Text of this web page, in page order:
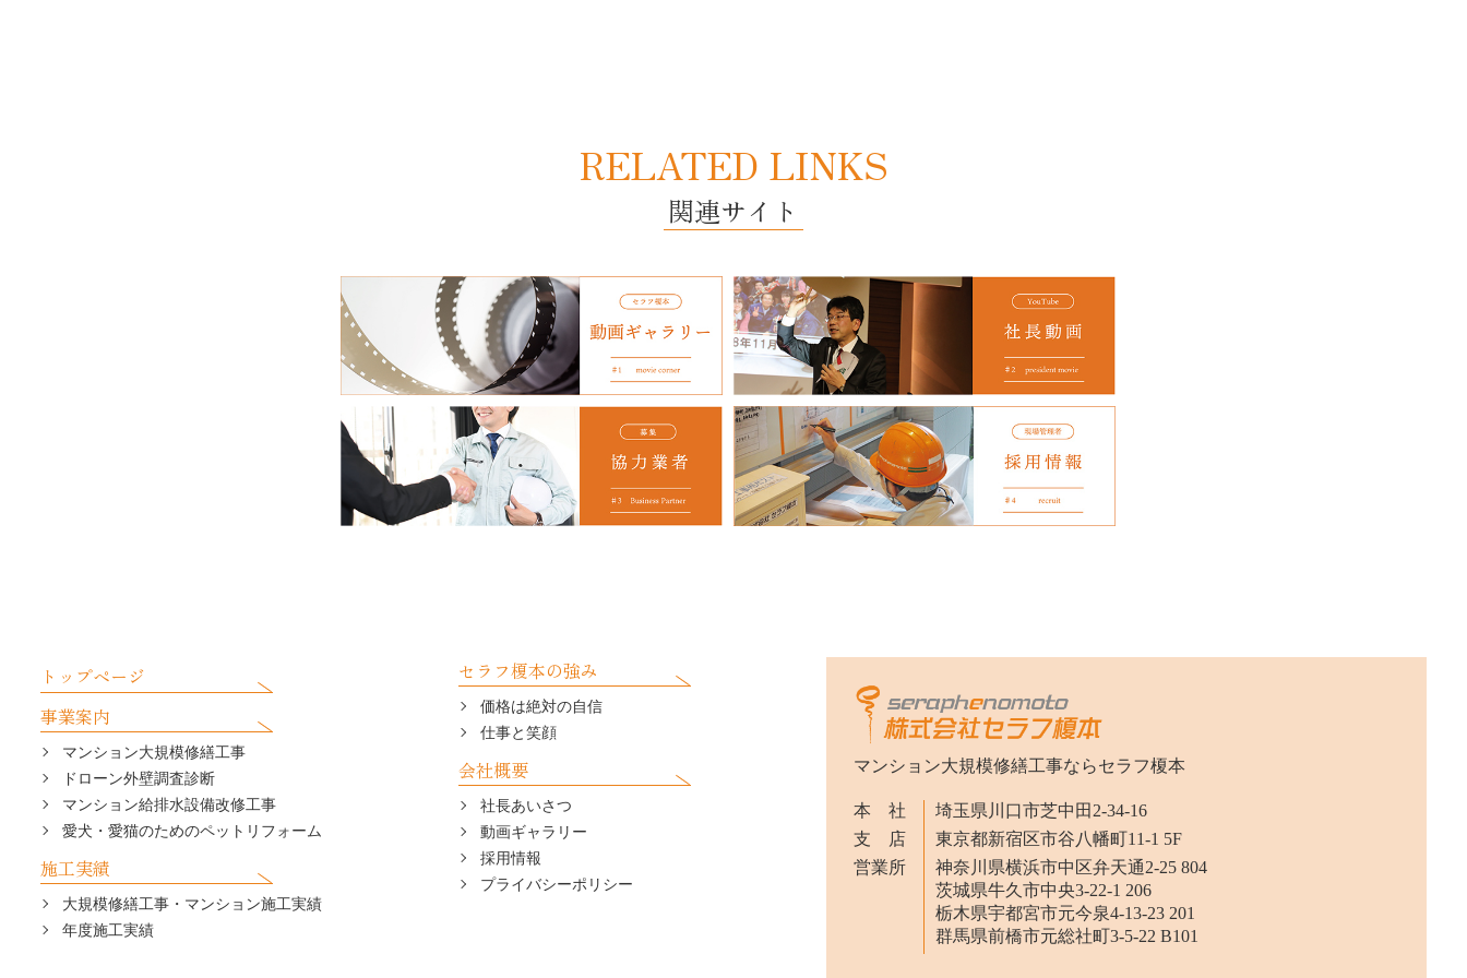
RELATED LINKS
関連サイト
トップページ
事業案内
マンション大規模修繕工事
ドローン外壁調査診断
マンション給排水設備改修工事
愛犬・愛猫のためのペットリフォーム
施工実績
大規模修繕工事・マンション施工実績
年度施工実績
セラフ榎本の強み
価格は絶対の自信
仕事と笑顔
会社概要
社長あいさつ
動画ギャラリー
採用情報
プライバシーポリシー
マンション大規模修繕工事ならセラフ榎本
本 社
埼玉県川口市芝中田2-34-16
支 店
東京都新宿区市谷八幡町11-1 5F
営業所
神奈川県横浜市中区弁天通2-25 804
茨城県牛久市中央3-22-1 206
栃木県宇都宮市元今泉4-13-23 201
群馬県前橋市元総社町3-5-22 B101